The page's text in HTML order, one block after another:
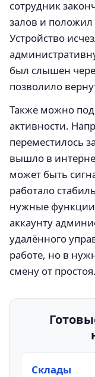
сотрудник
залов и
Устройство
был слышен
позволило
Также можно
активности.
переместилось
вышло в
может быть
работало
нужные
аккаунту
удалённого
работе, но в
смену от простоя.
Склады